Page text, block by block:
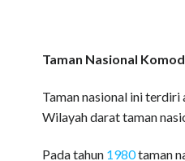
Taman Nasional
Taman nasional ini
Wilayah darat taman
Pada tahun 1980taman